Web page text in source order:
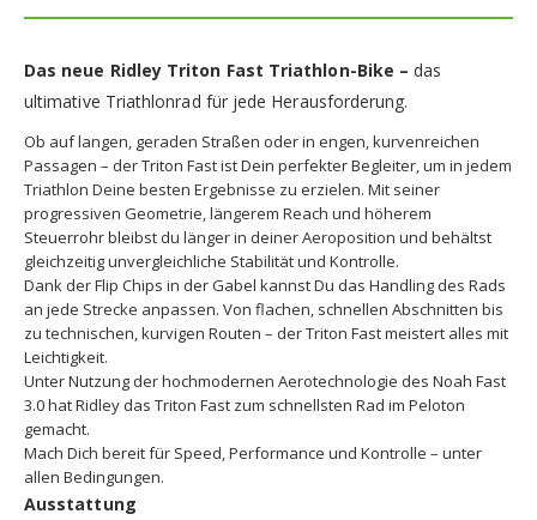
Das neue Ridley Triton Fast Triathlon-Bike –das
ultimative Triathlonrad für jede Herausforderung.
Ob auf langen, geraden Straßen oder in engen, kurvenreichen
Passagen – der Triton Fast ist Dein perfekter Begleiter, um in jedem
Triathlon Deine besten Ergebnisse zu erzielen. Mit seiner
progressiven Geometrie, längerem Reach und höherem
Steuerrohr bleibst du länger in deiner Aeroposition und behältst
gleichzeitig unvergleichliche Stabilität und Kontrolle.
Dank der Flip Chips in der Gabel kannst Du das Handling des Rads
an jede Strecke anpassen. Von flachen, schnellen Abschnitten bis
zu technischen, kurvigen Routen – der Triton Fast meistert alles mit
Leichtigkeit.
Unter Nutzung der hochmodernen Aerotechnologie des Noah Fast
3.0 hat Ridley das Triton Fast zum schnellsten Rad im Peloton
gemacht.
Mach Dich bereit für Speed, Performance und Kontrolle – unter
allen Bedingungen.
Ausstattung